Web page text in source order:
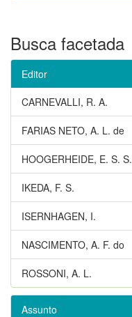
Busca facetada
Editor
CARNEVALLI, R. A.
FARIAS NETO, A. L. de
HOOGERHEIDE, E. S. S.
IKEDA, F. S.
ISERNHAGEN, I.
NASCIMENTO, A. F. do
ROSSONI, A. L.
Assunto